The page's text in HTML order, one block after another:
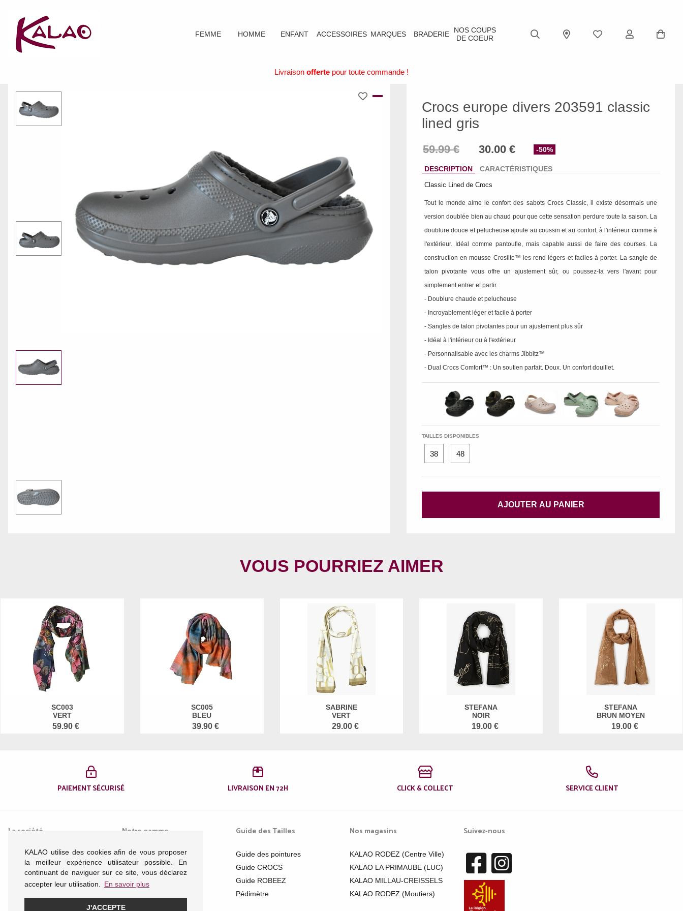
KALAO utilise des cookies afin de vous proposer
la meilleur expérience utilisateur possible. En
continuant de naviguer sur ce site, vous déclarez
accepter leur utilisation.
En savoir plus
J'ACCEPTE
FEMME HOMME ENFANT ACCESSOIRES MARQUES BRADERIE
NOS COUPS
DE COEUR
Livraison offerte pour toute commande !
Crocs europe divers 203591 classic
lined gris
-50%
DESCRIPTION CARACTÉRISTIQUES
Classic Lined de Crocs
Tout le monde aime le confort des sabots Crocs Classic, il existe désormais une
version doublée bien au chaud pour que cette sensation perdure toute la saison. La
doublure douce et pelucheuse ajoute au coussin et au confort, à l'intérieur comme à
l'extérieur. Idéal comme pantoufle, mais capable aussi de faire des courses. La
construction en mousse Croslite™ les rend légers et faciles à porter. La sangle de
talon pivotante vous offre un ajustement sûr, ou poussez-la vers l'avant pour
simplement entrer et partir.
- Doublure chaude et pelucheuse
- Incroyablement léger et facile à porter
- Sangles de talon pivotantes pour un ajustement plus sûr
- Idéal à l'intérieur ou à l'extérieur
- Personnalisable avec les charms Jibbitz™
- Dual Crocs Comfort™ : Un soutien parfait. Doux. Un confort douillet.
TAILLES DISPONIBLES
38 48
AJOUTER AU PANIER
VOUS POURRIEZ AIMER
SC003
VERT
59.90 €
SC005
BLEU
39.90 €
SABRINE
VERT
29.00 €
STEFANA
NOIR
19.00 €
STEFANA
BRUN MOYEN
19.00 €
PAIEMENT SÉCURISÉ LIVRAISON EN 72H CLICK & COLLECT SERVICE CLIENT
La société
Mentions légales
Conditions générales de
Notre gamme
Femme
Homme
Enfant
Guide des Tailles
Guide des pointures
Guide CROCS
Guide ROBEEZ
Pédimètre
Nos magasins
KALAO RODEZ (Centre Ville)
KALAO LA PRIMAUBE (LUC)
KALAO MILLAU-CREISSELS
KALAO RODEZ (Moutiers)
Suivez-nous